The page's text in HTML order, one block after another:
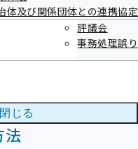
体及び関係団体との連携協定
評議会
事務処理誤り
閉じる
養学科
法